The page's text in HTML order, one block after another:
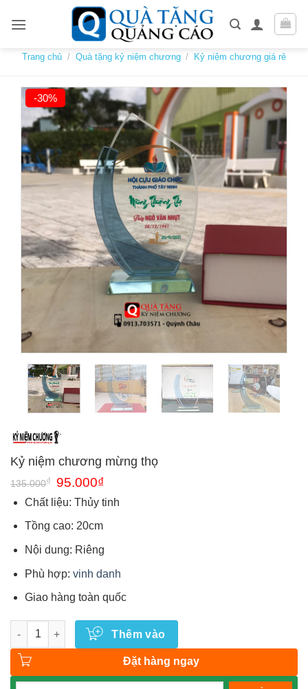
Trang chủ / Quà tặng kỷ niệm chương / Kỷ niệm chương giá rẻ
-30%
Kỷ niệm chương mừng thọ
135.000₫
Giá
gốc
là:
135.000₫.
95.000₫
tại
là:
Chất liệu: Thủy tinh
Tồng cao: 20cm
Nội dung: Riêng
Phù hợp: vinh danh
Giao hàng toàn quốc
Số lượng
Thêm vào
Đặt hàng ngay